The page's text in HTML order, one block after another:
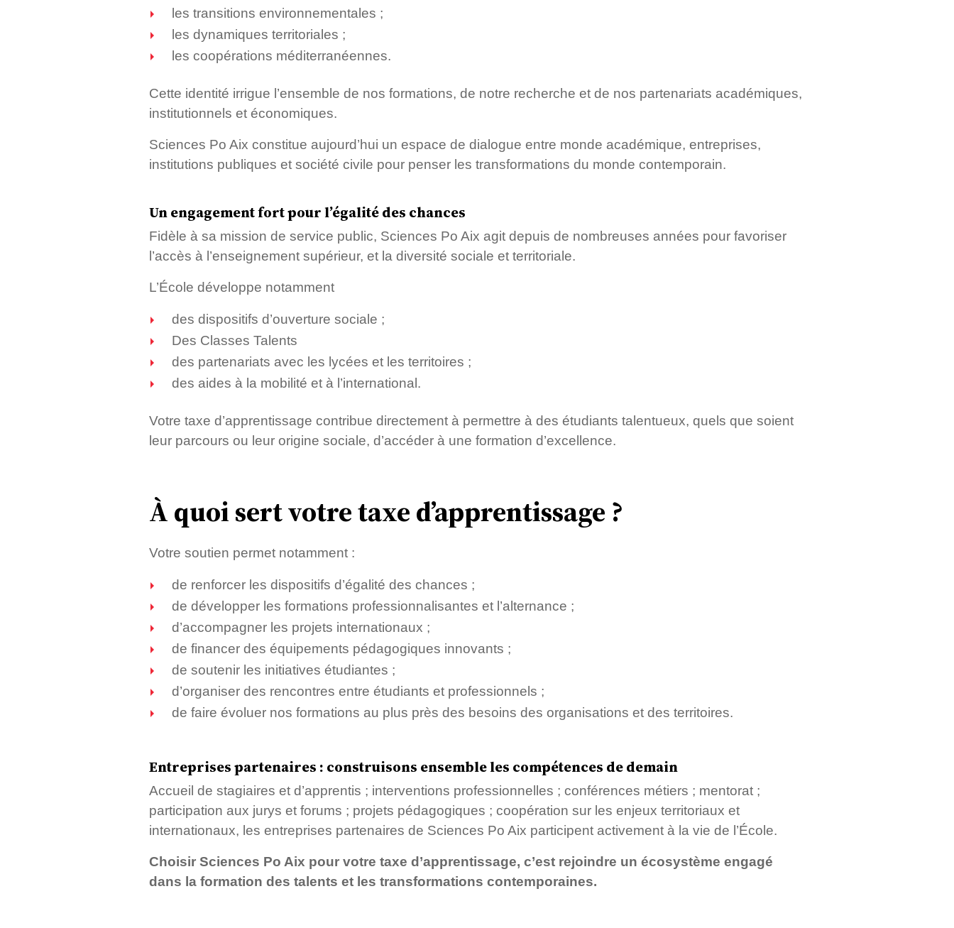
les transitions environnementales ;
les dynamiques territoriales ;
les coopérations méditerranéennes.
Cette identité irrigue l’ensemble de nos formations, de notre recherche et de nos partenariats académiques,
institutionnels et économiques.
Sciences Po Aix constitue aujourd’hui un espace de dialogue entre monde académique, entreprises,
institutions publiques et société civile pour penser les transformations du monde contemporain.
Un engagement fort pour l’égalité des chances
Fidèle à sa mission de service public, Sciences Po Aix agit depuis de nombreuses années pour favoriser
l’accès à l’enseignement supérieur, et la diversité sociale et territoriale.
L’École développe notamment
des dispositifs d’ouverture sociale ;
Des Classes Talents
des partenariats avec les lycées et les territoires ;
des aides à la mobilité et à l’international.
Votre taxe d’apprentissage contribue directement à permettre à des étudiants talentueux, quels que soient
leur parcours ou leur origine sociale, d’accéder à une formation d’excellence.
À quoi sert votre taxe d’apprentissage ?
Votre soutien permet notamment :
de renforcer les dispositifs d’égalité des chances ;
de développer les formations professionnalisantes et l’alternance ;
d’accompagner les projets internationaux ;
de financer des équipements pédagogiques innovants ;
de soutenir les initiatives étudiantes ;
d’organiser des rencontres entre étudiants et professionnels ;
de faire évoluer nos formations au plus près des besoins des organisations et des territoires.
Entreprises partenaires : construisons ensemble les compétences de demain
Accueil de stagiaires et d’apprentis ; interventions professionnelles ; conférences métiers ; mentorat ;
participation aux jurys et forums ; projets pédagogiques ; coopération sur les enjeux territoriaux et
internationaux, les entreprises partenaires de Sciences Po Aix participent activement à la vie de l’École.
Choisir Sciences Po Aix pour votre taxe d’apprentissage, c’est rejoindre un écosystème engagé
dans la formation des talents et les transformations contemporaines.